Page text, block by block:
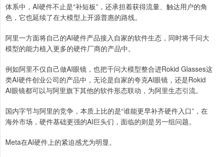
体系中，AI硬件不止是“补短板”，还承担着获得流量、触达用户的角
色，它也延续了在大模型上开源普惠的路线。
阿里一方面将自己的AI硬件产品接入自家的软件生态，同时将千问大
模型的能力植入更多的硬件厂商的产品中。
例如阿里不仅自己做AI眼镜，也把千问大模型整合进Rokid Glasses这
类AI硬件创业公司的产品中，无论是自家的夸克AI眼镜，还是Rokid
AI眼镜都可以与阿里旗下其他的软件形态联动，为阿里生态引流。
国内字节与阿里的竞争，本质上比的是“谁能更早补齐硬件入口”，在
海外市场，硬件基础更强的AI巨头们，面临的则是另一组问题。
Meta在AI硬件上的紧迫感尤为明显。